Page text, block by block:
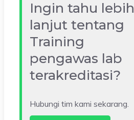
Ingin tahu lebih
lanjut tentang
Training
pengawas lab
terakreditasi?
Hubungi tim kami sekarang.